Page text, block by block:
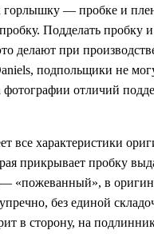
горлышку — пробке и
Подделать пробку и
делают при
подпольщики не
отличий
все характеристики
прикрывает пробку
«пожеванный», в
без единой
в сторону, на